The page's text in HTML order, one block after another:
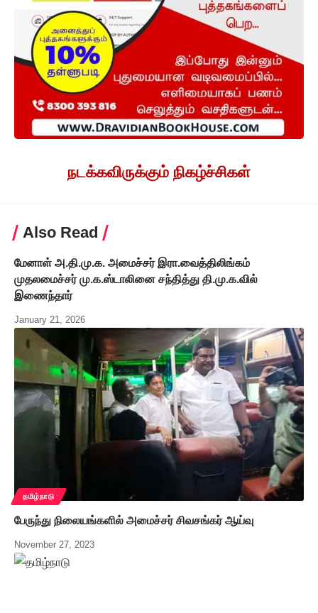
நடக்கவிருக்கும் நிகழ்ச்சிகள்
Also Read
மேனாள் அ.தி.மு.க. அமைச்சர் இரா.வைத்திலிங்கம்
முதலமைச்சர் மு.க.ஸ்டாலினை சந்தித்து தி.மு.க.வில்
இணைந்தார்
January 21, 2026
தமிழ்நாடு
பேருந்து நிலையங்களில் அமைச்சர் சிவசங்கர் ஆய்வு
November 27, 2023